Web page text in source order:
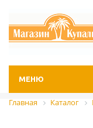
МЕНЮ
Главная Каталог